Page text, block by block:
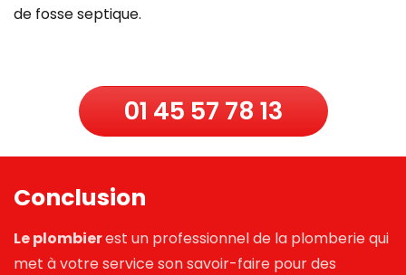
de fosse septique.
01 45 57 78 13
Conclusion
Le plombierest un professionnel de la plomberie qui
met à votre service son savoir-faire pour des